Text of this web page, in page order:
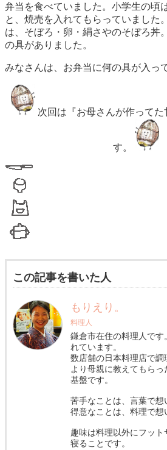
弁当を食べていました。小学生の頃
と、焼売を入れてもらっていました
は、そぼろ・卵・絹さやのそぼろ丼
の具がありました。
みなさんは、お弁当に何の具が入っ
次回は『お母さんが作ってた
す。
この記事を書いた人
もりえり。
料理人
鎌倉市在住の料理人で
れています。
数店舗の日本料理店で
より母親に教えてもら
基盤です。
苦手なことは、言葉で想
得意なことは、料理で想
趣味は料理以外にフット
寝ることです。